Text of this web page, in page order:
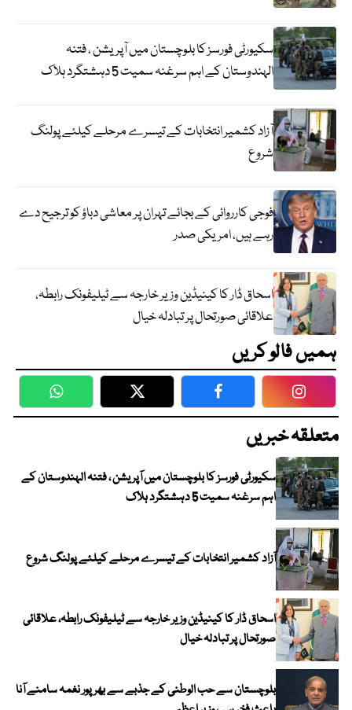
سکیورٹی فورسز کا بلوچستان میں آپریشن ، فتنہ
الہندوستان کے اہم سرغنہ سمیت 5 دہشتگرد ہلاک
آزاد کشمیر انتخابات کے تیسرے مرحلے کیلئے پولنگ
شروع
فوجی کارروائی کے بجائے تہران پر معاشی دباؤ کو ترجیح دے
رہے ہیں، امریکی صدر
اسحاق ڈار کا کینیڈین وزیر خارجہ سے ٹیلیفونک رابطہ،
علاقائی صورتحال پر تبادلہ خیال
ہمیں فالو کریں
WhatsApp Twitter Facebook
متعلقہ خبریں
سکیورٹی فورسز کا بلوچستان میں آپریشن ، فتنہ الہندوستان کے
اہم سرغنہ سمیت 5 دہشتگرد ہلاک
آزاد کشمیر انتخابات کے تیسرے مرحلے کیلئے پولنگ شروع
اسحاق ڈار کا کینیڈین وزیر خارجہ سے ٹیلیفونک رابطہ، علاقائی
صورتحال پر تبادلہ خیال
بلوچستان سے حب الوطنی کے جذبے سے بھرپور نغمہ سامنے آنا